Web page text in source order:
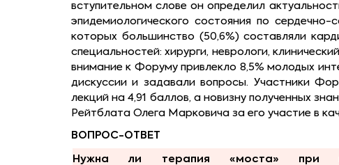
вступительном слове он определил
эпидемиологического состояния по
которых большинство (50,6%) составляли
специальностей: хирурги, неврологи,
внимание к Форуму привлекло 8,5% молодых
дискуссии и задавали вопросы. Участники
лекций на 4,91 баллов, а новизну полученных
Рейтблата Олега Марковича за его участие в
ВОПРОС-ОТВЕТ
Нужна ли терапия «моста» при